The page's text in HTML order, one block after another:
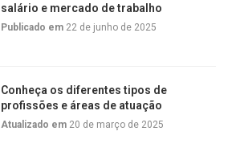
salário e mercado de trabalho
Publicado em 22 de junho de 2025
Conheça os diferentes tipos de
profissões e áreas de atuação
Atualizado em 20 de março de 2025